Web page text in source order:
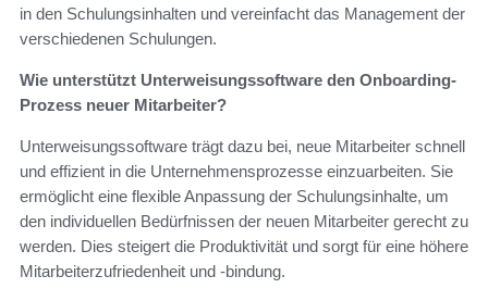
in den Schulungsinhalten und vereinfacht das Management der
verschiedenen Schulungen.
Wie unterstützt Unterweisungssoftware den Onboarding-
Prozess neuer Mitarbeiter?
Unterweisungssoftware trägt dazu bei, neue Mitarbeiter schnell
und effizient in die Unternehmensprozesse einzuarbeiten. Sie
ermöglicht eine flexible Anpassung der Schulungsinhalte, um
den individuellen Bedürfnissen der neuen Mitarbeiter gerecht zu
werden. Dies steigert die Produktivität und sorgt für eine höhere
Mitarbeiterzufriedenheit und -bindung.